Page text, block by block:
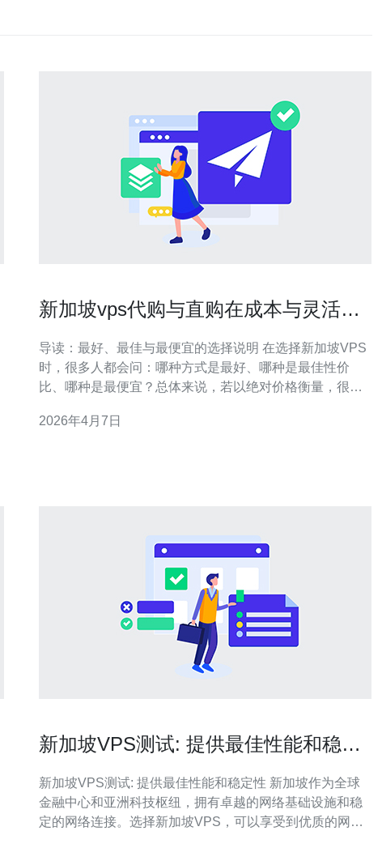
新加坡vps代购与直购在成本与灵活性
导读：最好、最佳与最便宜的选择说明 在选择新加坡VPS
时，很多人都会问：哪种方式是最好、哪种是最佳性价
比、哪种是最便宜？总体来说，若以绝对价格衡量，很多
但从长期稳定性、可控性与合规性角度，VPS直购通常是
2026年4月7日
新加坡VPS测试: 提供最佳性能和稳定
新加坡VPS测试: 提供最佳性能和稳定性 新加坡作为全球
金融中心和亚洲科技枢纽，拥有卓越的网络基础设施和稳
定的网络连接。选择新加坡VPS，可以享受到优质的网络